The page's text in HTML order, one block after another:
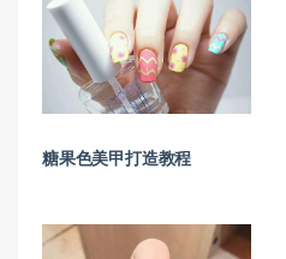
糖果色美甲打造教程